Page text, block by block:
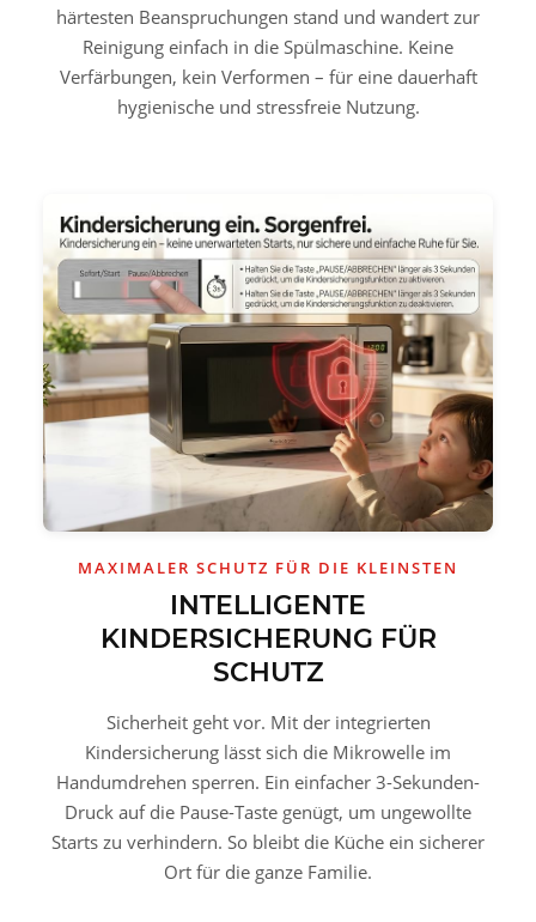
härtesten Beanspruchungen stand und wandert zur
Reinigung einfach in die Spülmaschine. Keine
Verfärbungen, kein Verformen – für eine dauerhaft
hygienische und stressfreie Nutzung.
MAXIMALER SCHUTZ FÜR DIE KLEINSTEN
INTELLIGENTE
KINDERSICHERUNG FÜR
SCHUTZ
Sicherheit geht vor. Mit der integrierten
Kindersicherung lässt sich die Mikrowelle im
Handumdrehen sperren. Ein einfacher 3-Sekunden-
Druck auf die Pause-Taste genügt, um ungewollte
Starts zu verhindern. So bleibt die Küche ein sicherer
Ort für die ganze Familie.